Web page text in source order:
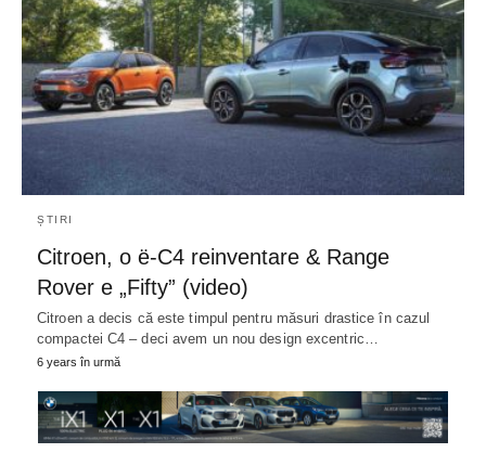
ȘTIRI
Citroen, o ë-C4 reinventare & Range
Rover e „Fifty” (video)
Citroen a decis că este timpul pentru măsuri drastice în cazul
compactei C4 – deci avem un nou design excentric…
6 years în urmă